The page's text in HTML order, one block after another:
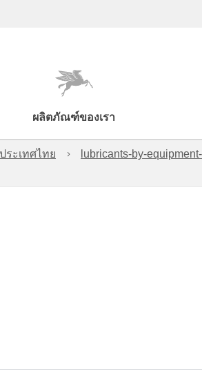
ผลิตภัณฑ์ของเรา
ะเทศไทย lubricants-by-